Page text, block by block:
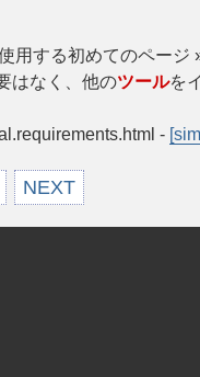
用する初めてのペー
はなく、他のツールを
-
NEXT